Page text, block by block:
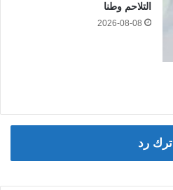
التلاحم وطنا
2026-08-08
اترك رد